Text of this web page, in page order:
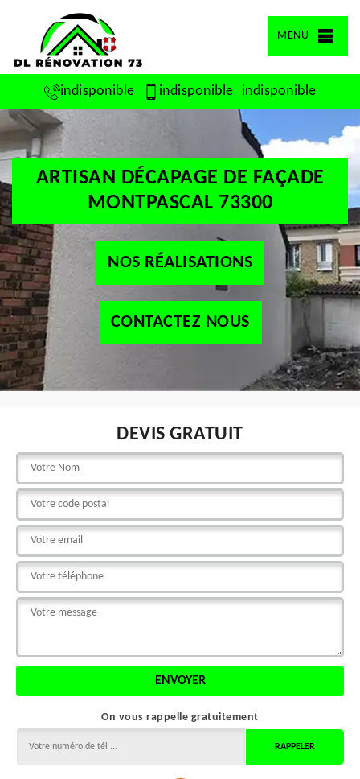
MENU
indisponible indisponible indisponible
ARTISAN DÉCAPAGE DE FAÇADE
MONTPASCAL 73300
NOS RÉALISATIONS
CONTACTEZ NOUS
DEVIS GRATUIT
On vous rappelle gratuitement